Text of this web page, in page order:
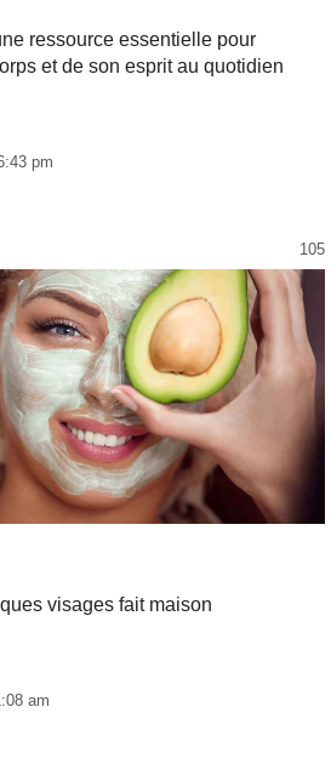
ressource essentielle pour
et de son esprit au quotidien
pm
105
visages fait maison
am